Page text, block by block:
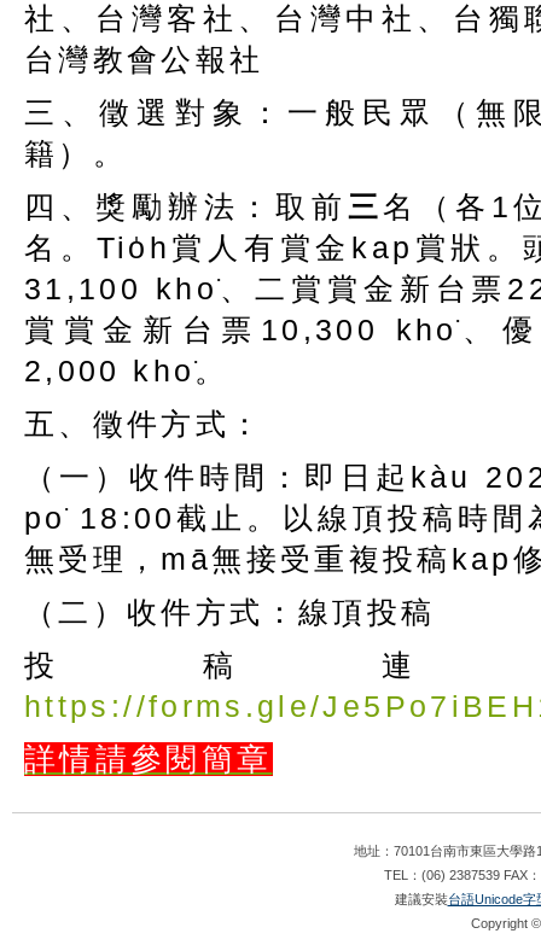
社、台灣客社、台灣中社、台獨
台灣教會公報社
三、徵選對象：一般民眾（無
籍）。
四、獎勵辦法：取前 三名（各1
名。Tio̍h賞人有賞金kap賞狀。
31,100 kho͘、二賞賞金新台票
賞賞金新台票10,300 kho͘、
2,000 kho͘。
五、徵件方式：
（一）收件時間：即日起kàu
po͘ 18:00截止。以線頂投稿時間
無受理，mā無接受重複投稿kap
（二）收件方式：線頂投稿
投稿連
https://forms.gle/
詳情請參閱簡章
地址：70101台南市東區大學
TEL：(06) 2387539 FAX
建議安裝台語Unicode字
Copyright